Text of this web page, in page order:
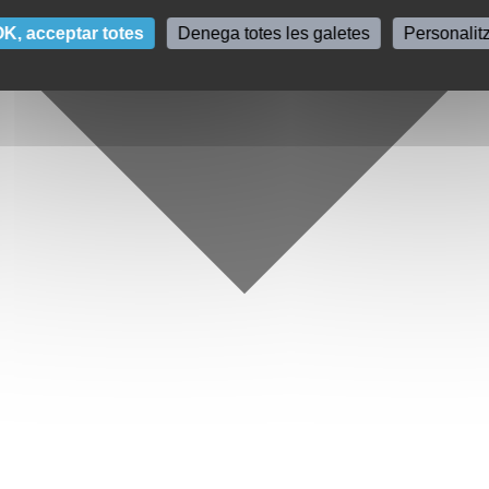
acceptar totes Denega totes les galetes